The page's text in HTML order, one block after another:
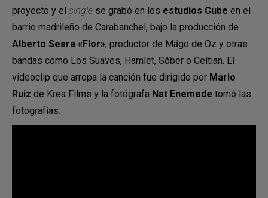
proyecto y el single se grabó en los estudios Cube en el
barrio madrileño de Carabanchel, bajo la producción de
Alberto Seara «Flor», productor de Mägo de Oz y otras
bandas como Los Suaves, Hamlet, Sôber o Celtian. El
videoclip que arropa la canción fue dirigido por Mario
Ruiz de Krea Films y la fotógrafa Nat Enemede tomó las
fotografías.